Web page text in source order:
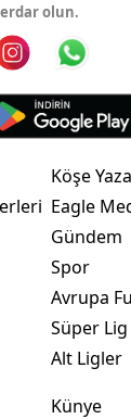
olun.
Köşe
Eagle
Gündem
Spor
Avrupa
Süper Lig
Alt Ligler
Künye